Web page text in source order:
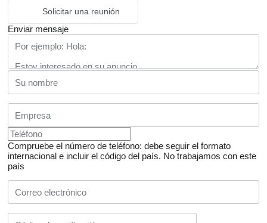
Solicitar una reunión
Enviar mensaje
Compruebe el número de teléfono: debe seguir el formato
internacional e incluir el código del país. No trabajamos con este
país